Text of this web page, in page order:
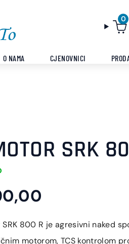
0
O NAMA CJENOVNICI
SRK
SRK 800 R je agresivni naked
motorom, TCS kontrolom